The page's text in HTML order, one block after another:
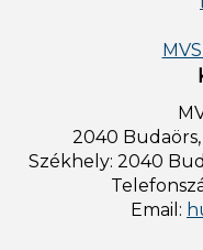
2040
Székhely: 2040
Email: